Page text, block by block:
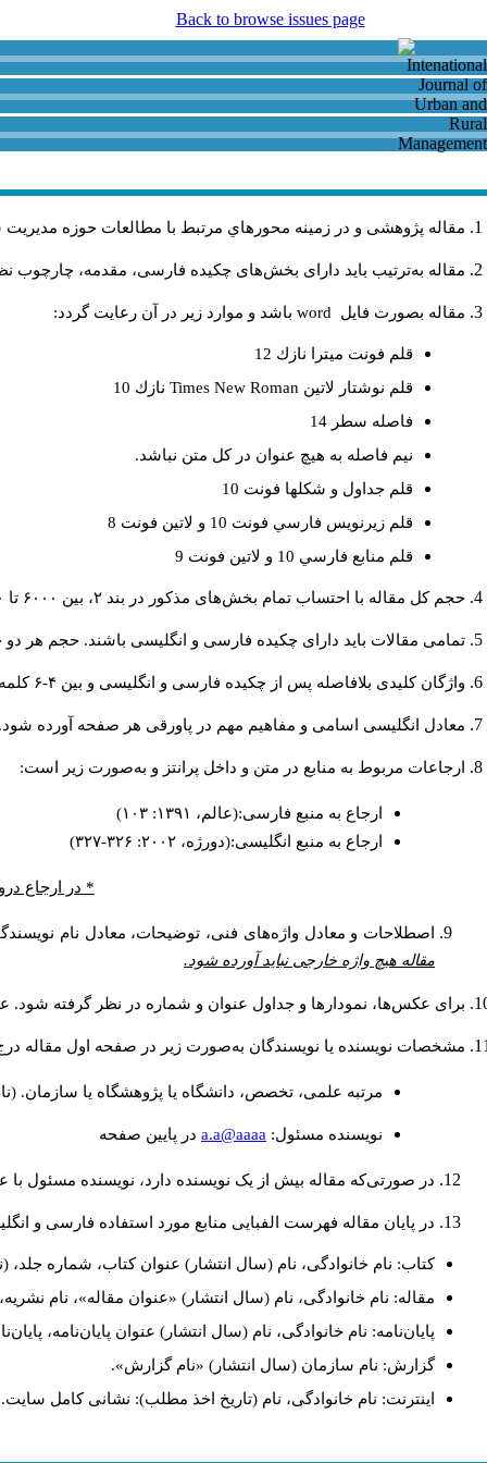
Back to browse issues page
مقاله پژوهشی و در زمینه محورهاي مرتبط با مطالعات حوزه
مقاله به‌ترتیب باید دارای بخش‌های چکیده فارسی، مقدمه، چارچوب
مقاله بصورت فايل word باشد و موارد زير در آن رعايت گردد:
قلم فونت ميترا نازك 12
قلم نوشتار لاتين Times New Roman نازك 10
فاصله سطر 14
نيم فاصله به هيچ عنوان در كل متن نباشد.
قلم جداول و شكلها فونت 10
قلم زيرنويس فارسي فونت 10 و لاتين فونت 8
قلم منابع فارسي 10 و لاتين فونت 9
حجم کل مقاله با احتساب تمام بخش‌های مذکور در بند ۲، بین ۶۰۰۰ تا ۸۰۰۰کلمه باشد.
تمامی مقالات باید دارای چکیده فارسی و انگلیسی باشند. حجم هر دو چکیده کمتر از ۲۰۰ و بیشتر
واژگان کلیدی بلافاصله پس از چکیده فارسی و انگلیسی و بین ۴-۶ کلمه نوشته شود.
معادل انگلیسی اسامی و مفاهیم مهم در پاورقی هر صفحه آورده شود.
ارجاعات مربوط به منابع در متن و داخل پرانتز و به‌صورت زیر است:
ارجاع به منبع فارسی:(عالم، ۱۳۹۱: ۱۰۳)
ارجاع به منبع انگلیسی:(دورژه، ۲۰۰۲: ۳۲۶-۳۲۷)
* در ارجاع
اصطلاحات و معادل واژه‌های فنی، توضیحات، معادل نام
مقاله هیچ واژه خارجی نباید آورده شود.
برای عکس‌ها، نمودارها و جداول عنوان و شماره در نظر گرفته شود.
مشخصات نویسنده یا نویسندگان به‌صورت زیر در صفحه اول مقاله
مرتبه علمی، تخصص، دانشگاه یا پژوهشگاه یا سازمان.
نويسنده مسئول: a.a@aaaa در پايين صفحه
در صورتی‌که مقاله بیش از یک نویسنده دارد، نویسنده مسئول
در پایان مقاله فهرست الفبایی منابع مورد استفاده فارسی و
کتاب: نام خانوادگی، نام (سال انتشار) عنوان کتاب، شماره
مقاله: نام خانوادگی، نام (سال انتشار) «عنوان مقاله»، نام
پایان‌نامه: نام خانوادگی، نام (سال انتشار) عنوان پایان‌نامه،
گزارش: نام سازمان (سال انتشار) «نام گزارش».
اینترنت: نام خانوادگی، نام (تاریخ اخذ مطلب): نشانی کامل سایت.